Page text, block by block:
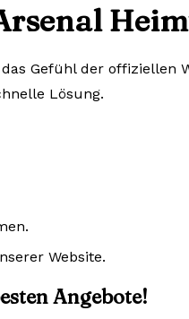
Gefühl der
Lösung.
Website.
Angebote!